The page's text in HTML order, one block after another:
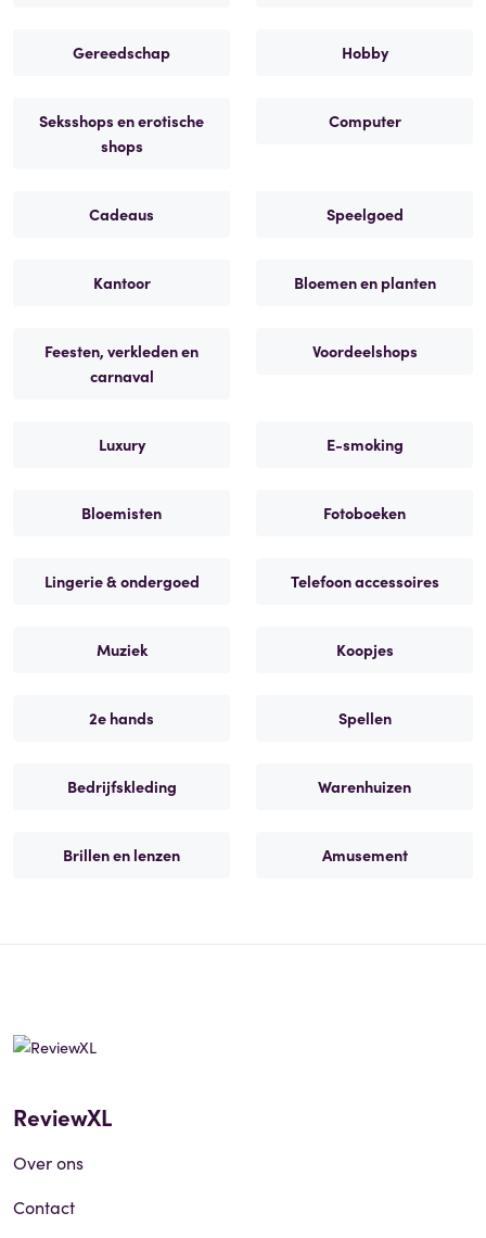
Gereedschap Hobby
Seksshops en erotische
shops
Computer
Cadeaus Speelgoed
Kantoor Bloemen en planten
Feesten, verkleden en
carnaval
Voordeelshops
Luxury E-smoking
Bloemisten Fotoboeken
Lingerie & ondergoed Telefoon accessoires
Muziek Koopjes
2e hands Spellen
Bedrijfskleding Warenhuizen
Brillen en lenzen Amusement
ReviewXL
Over ons
Contact